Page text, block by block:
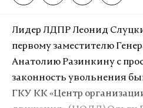
Лидер ЛДПР Леонид
первому заместителю
Анатолию Разинкину с
законность увольнения
ГКУ КК «Центр